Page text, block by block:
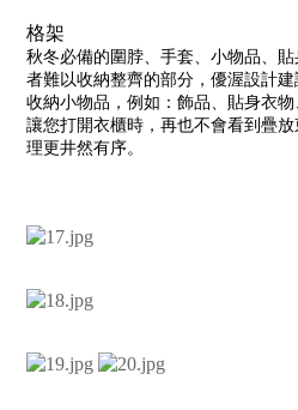
格架
秋冬必備的圍脖、手套、小物品、
者難以收納整齊的部分，優渥設計建
收納小物品，例如：飾品、貼身衣物
讓您打開衣櫃時，再也不會看到疊
理更井然有序。